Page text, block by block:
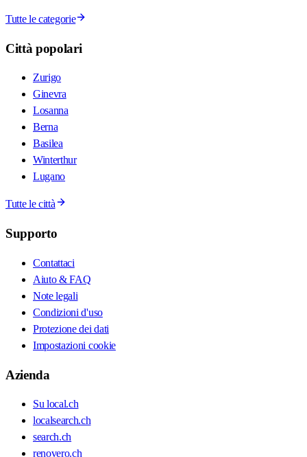
Tutte le categorie
Città popolari
Zurigo
Ginevra
Losanna
Berna
Basilea
Winterthur
Lugano
Tutte le città
Supporto
Contattaci
Aiuto & FAQ
Note legali
Condizioni d'uso
Protezione dei dati
Impostazioni cookie
Azienda
Su local.ch
localsearch.ch
search.ch
renovero.ch